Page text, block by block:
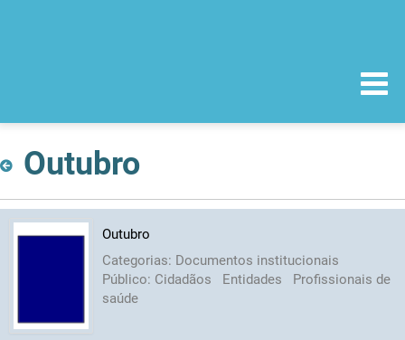
Outubro
Outubro
Categorias: Documentos institucionais
Público: Cidadãos Entidades
Profissionais de
saúde